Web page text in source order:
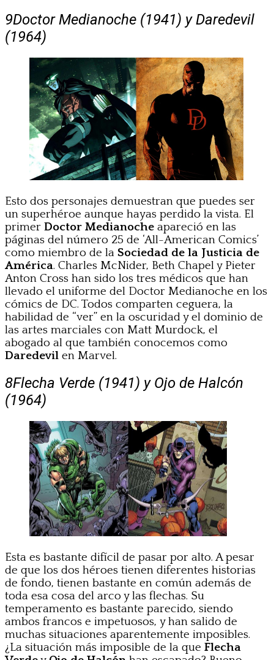
9Doctor Medianoche (1941) y Daredevil
(1964)
Esto dos personajes demuestran que puedes ser
un superhéroe aunque hayas perdido la vista. El
primer Doctor Medianoche apareció en las
páginas del número 25 de ‘All-American Comics’
como miembro de la Sociedad de la Justicia de
América. Charles McNider, Beth Chapel y Pieter
Anton Cross han sido los tres médicos que han
llevado el uniforme del Doctor Medianoche en los
cómics de DC. Todos comparten ceguera, la
habilidad de “ver” en la oscuridad y el dominio de
las artes marciales con Matt Murdock, el
abogado al que también conocemos como
Daredevil en Marvel.
8Flecha Verde (1941) y Ojo de Halcón
(1964)
Esta es bastante difícil de pasar por alto. A pesar
de que los dos héroes tienen diferentes historias
de fondo, tienen bastante en común además de
toda esa cosa del arco y las flechas. Su
temperamento es bastante parecido, siendo
ambos francos e impetuosos, y han salido de
muchas situaciones aparentemente imposibles.
¿La situación más imposible de la que Flecha